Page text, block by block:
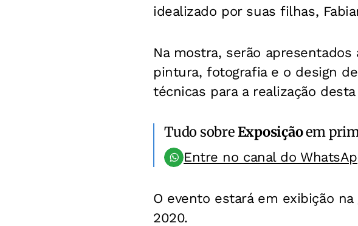
idealizado por suas filhas,
Na mostra, serão
pintura, fotografia e o design
técnicas para a realização
Tudo sobreExposiçãoem
Entre no canal do
O evento estará em exibição
2020.